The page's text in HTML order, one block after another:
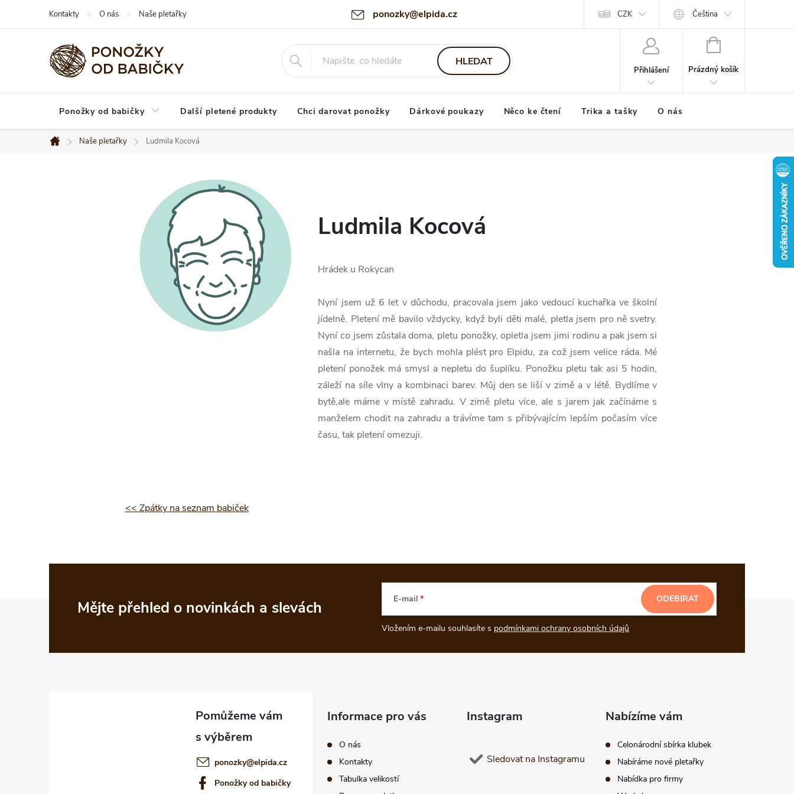
ponozky@elpida.cz
Kontakty O nás Naše pletařky CZK Čeština
HLEDAT
Přihlášení
NÁKUPNÍ
Prázdný košík
Ponožky od babičky Další pletené produkty Chci darovat ponožky Dárkové poukazy Něco ke čtení Trika a tašky O nás
Domů
Naše pletařky Ludmila Kocová
Ludmila Kocová
Hrádek u Rokycan
Nyní jsem už 6 let v důchodu, pracovala jsem jako vedoucí kuchařka ve školní
jídelně. Pletení mě bavilo vždycky, když byli děti malé, pletla jsem pro ně svetry.
Nyní co jsem zůstala doma, pletu ponožky, opletla jsem jimi rodinu a pak jsem si
našla na internetu, že bych mohla plést pro Elpidu, za což jsem velice ráda. Mé
pletení ponožek má smysl a nepletu do šuplíku. Ponožku pletu tak asi 5 hodin,
záleží na síle vlny a kombinaci barev. Můj den se liší v zimě a v létě. Bydlíme v
bytě,ale máme v místě zahradu. V zimě pletu více, ale s jarem jak začínáme s
manželem chodit na zahradu a trávíme tam s přibývajícím lepším počasím více
času, tak pletení omezuji.
<< Zpátky na seznam babiček
Mějte přehled o novinkách a slevách E-mail
Vložením e-mailu souhlasíte s podmínkami ochrany osobních údajů
ODEBÍRAT
ponozky@elpida.cz
Ponožky od babičky
Informace pro vás
O nás
Kontakty
Tabulka velikostí
Instagram
Sledovat na Instagramu
Nabízíme vám
Celonárodní sbírka klubek
Nabíráme nové pletařky
Nabídka pro firmy